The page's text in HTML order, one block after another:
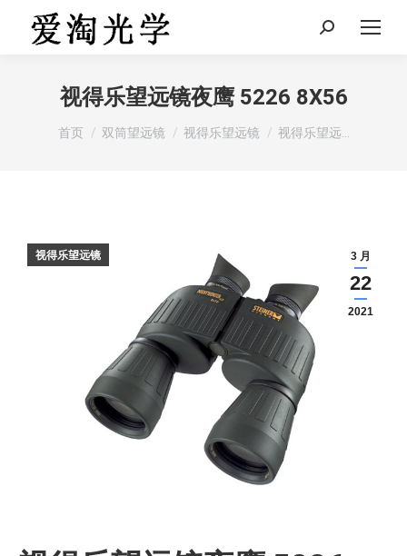
Search:
视得乐望远镜夜鹰 5226 8X56
您在这里：
首页 双筒望远镜 视得乐望远镜 视得乐望远…
3 月
22
2021
视得乐望远镜